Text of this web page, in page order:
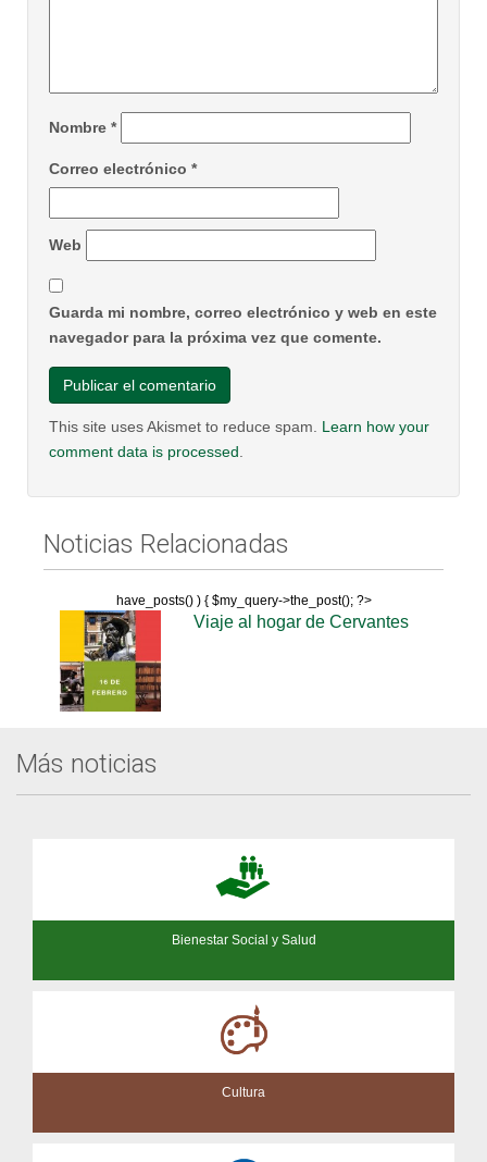
Nombre *
Correo electrónico *
Web
Guarda mi nombre, correo electrónico y web en este
navegador para la próxima vez que comente.
This site uses Akismet to reduce spam. Learn how your
comment data is processed
Noticias Relacionadas
have_posts() ) { $my_query->the_post(); ?>
Viaje al hogar de Cervantes
Más noticias
Bienestar Social y Salud
Cultura